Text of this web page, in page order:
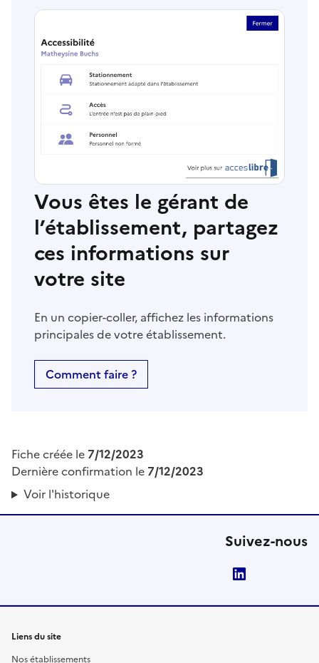
Vous êtes le gérant de
l’établissement, partagez
ces informations sur
votre site
En un copier-coller, affichez les informations
principales de votre établissement.
Comment faire ?
Fiche créée le 7/12/2023
Dernière confirmation le 7/12/2023
Voir l'historique
Suivez-nous
Liens du site
Nos établissements